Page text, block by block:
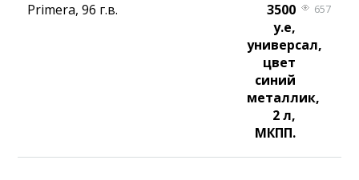
Primera, 96 г.в.
3500
у.е,
универсал,
цвет
синий
металлик,
2 л,
МКПП.
657